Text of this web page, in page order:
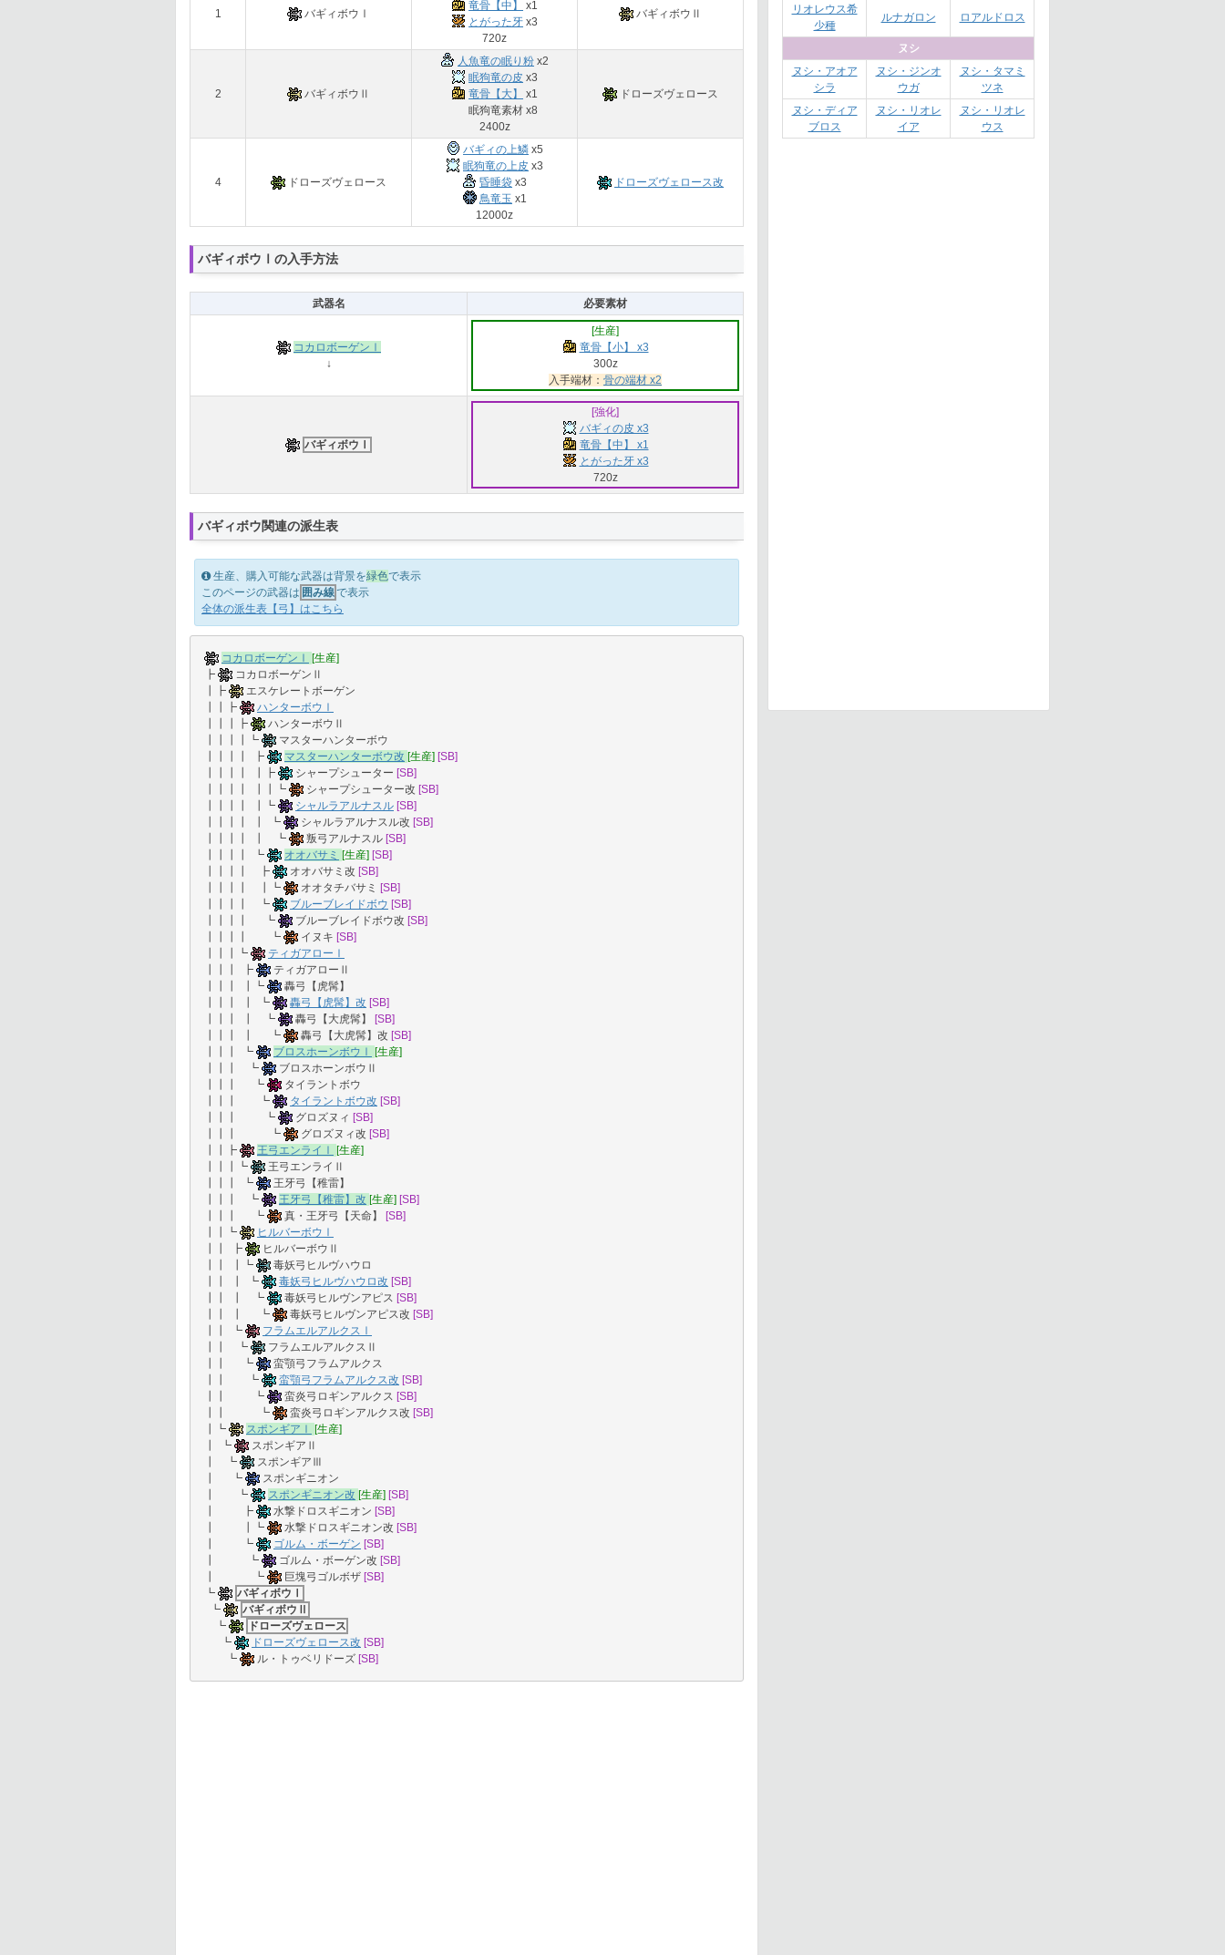
1 バギィボウⅠ
竜骨【中】
x1
とがった牙 x3
720z
バギィボウⅡ
2 バギィボウⅡ
人魚竜の眠り粉 x2
眠狗竜の皮 x3
竜骨【大】
x1
眠狗竜素材 x8
2400z
ドローズヴェロース
4 ドローズヴェロース
バギィの上鱗 x5
眠狗竜の上皮 x3
昏睡袋 x3
鳥竜玉 x1
12000z
ドローズヴェロース改
バギィボウⅠの入手方法
武器名 必要素材
コカロボーゲンⅠ
↓
[生産]
竜骨【小】 x3
300z
入手端材： 骨の端材 x2
バギィボウⅠ
[強化]
バギィの皮 x3
竜骨【中】 x1
とがった牙 x3
720z
バギィボウ関連の派生表
生産、購入可能な武器は背景を緑色で表示
このページの武器は 囲み線で表示
全体の派生表【弓】はこちら
コカロボーゲンⅠ
[生産]
┣
コカロボーゲンⅡ
┃┣
エスケレートボーゲン
┃┃┣
ハンターボウⅠ
┃┃┃┣
ハンターボウⅡ
┃┃┃┃┗
マスターハンターボウ
┃┃┃┃ ┣
マスターハンターボウ改 [生産] [SB]
┃┃┃┃ ┃┣
シャープシューター [SB]
┃┃┃┃ ┃┃┗
シャープシューター改 [SB]
┃┃┃┃ ┃┗
シャルラアルナスル [SB]
┃┃┃┃ ┃ ┗
シャルラアルナスル改 [SB]
┃┃┃┃ ┃ ┗
叛弓アルナスル [SB]
┃┃┃┃ ┗
オオバサミ [生産] [SB]
┃┃┃┃ ┣
オオバサミ改 [SB]
┃┃┃┃ ┃┗
オオタチバサミ
[SB]
┃┃┃┃ ┗
ブルーブレイドボウ [SB]
┃┃┃┃ ┗
ブルーブレイドボウ改 [SB]
┃┃┃┃ ┗
イヌキ [SB]
┃┃┃┗
ティガアローⅠ
┃┃┃ ┣
ティガアローⅡ
┃┃┃ ┃┗
轟弓【虎髯】
┃┃┃ ┃ ┗
轟弓【虎髯】改 [SB]
┃┃┃ ┃ ┗
轟弓【大虎髯】
[SB]
┃┃┃ ┃ ┗
轟弓【大虎髯】改 [SB]
┃┃┃ ┗
ブロスホーンボウⅠ
[生産]
┃┃┃ ┗
ブロスホーンボウⅡ
┃┃┃ ┗
タイラントボウ
┃┃┃ ┗
タイラントボウ改 [SB]
┃┃┃ ┗
グロズヌィ [SB]
┃┃┃ ┗
グロズヌィ改 [SB]
┃┃┣
王弓エンライⅠ
[生産]
┃┃┃┗
王弓エンライⅡ
┃┃┃ ┗
王牙弓【稚雷】
┃┃┃ ┗
王牙弓【稚雷】改 [生産] [SB]
┃┃┃ ┗
真・王牙弓【天命】
[SB]
┃┃┗
ヒルバーボウⅠ
┃┃ ┣
ヒルバーボウⅡ
┃┃ ┃┗
毒妖弓ヒルヴハウロ
┃┃ ┃ ┗
毒妖弓ヒルヴハウロ改 [SB]
┃┃ ┃ ┗
毒妖弓ヒルヴンアピス [SB]
┃┃ ┃ ┗
毒妖弓ヒルヴンアピス改 [SB]
┃┃ ┗
フラムエルアルクスⅠ
┃┃ ┗
フラムエルアルクスⅡ
┃┃ ┗
蛮顎弓フラムアルクス
┃┃ ┗
蛮顎弓フラムアルクス改 [SB]
┃┃ ┗
蛮炎弓ロギンアルクス [SB]
┃┃ ┗
蛮炎弓ロギンアルクス改 [SB]
┃┗
スポンギアⅠ
[生産]
┃ ┗
スポンギアⅡ
┃ ┗
スポンギアⅢ
┃ ┗
スポンギニオン
┃ ┗
スポンギニオン改 [生産] [SB]
┃ ┣
水撃ドロスギニオン [SB]
┃ ┃┗
水撃ドロスギニオン改 [SB]
┃ ┗
ゴルム・ボーゲン [SB]
┃ ┗
ゴルム・ボーゲン改 [SB]
┃ ┗
巨塊弓ゴルボザ [SB]
┗
バギィボウⅠ
┗
バギィボウⅡ
┗
ドローズヴェロース
┗
ドローズヴェロース改 [SB]
┗
ル・トゥベリドーズ [SB]
リオレウス希
少種
ルナガロン ロアルドロス
ヌシ
ヌシ・アオア
シラ
ヌシ・ジンオ
ウガ
ヌシ・タマミ
ツネ
ヌシ・ディア
ブロス
ヌシ・リオレ
イア
ヌシ・リオレ
ウス